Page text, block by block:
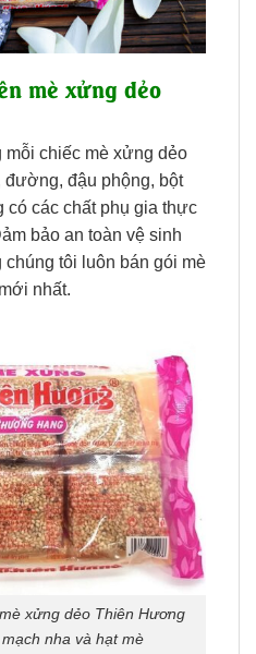
mè xửng dẻo
mỗi chiếc mè xửng dẻo
đường, đậu phộng, bột
các chất phụ gia thực
bảo an toàn vệ sinh
tôi luôn bán gói mè
nhất.
xửng dẻo Thiên Hương
nha và hạt mè